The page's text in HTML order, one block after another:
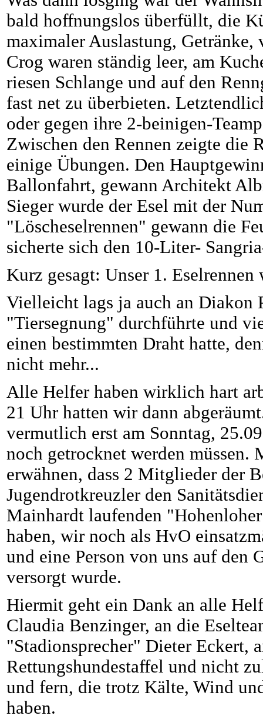
bald hoffnungslos überfüllt, die
maximaler Auslastung,
Crog waren ständig leer, am
riesen Schlange und auf den
fast net zu überbieten.
oder gegen ihre 2-beinigen-
Zwischen den Rennen zeigte die
einige Übungen. Den
Ballonfahrt, gewann Architekt
Sieger wurde der Esel mit der
"Löscheselrennen" gewann die
sicherte sich den 10-Liter-
Kurz gesagt: Unser 1. Eselrennen
Vielleicht lags ja auch an Diakon
"Tiersegnung" durchführte und
einen bestimmten Draht hatte,
nicht mehr...
Alle Helfer haben wirklich hart
21 Uhr hatten wir dann
vermutlich erst am Sonntag,
noch getrocknet werden müssen.
erwähnen, dass 2 Mitglieder der
Jugendrotkreuzler den
Mainhardt laufenden
haben, wir noch als HvO
und eine Person von uns auf den
versorgt wurde.
Hiermit geht ein Dank an alle
Claudia Benzinger, an die
"Stadionsprecher" Dieter Eckert,
Rettungshundestaffel und nicht
und fern, die trotz Kälte, Wind
haben.